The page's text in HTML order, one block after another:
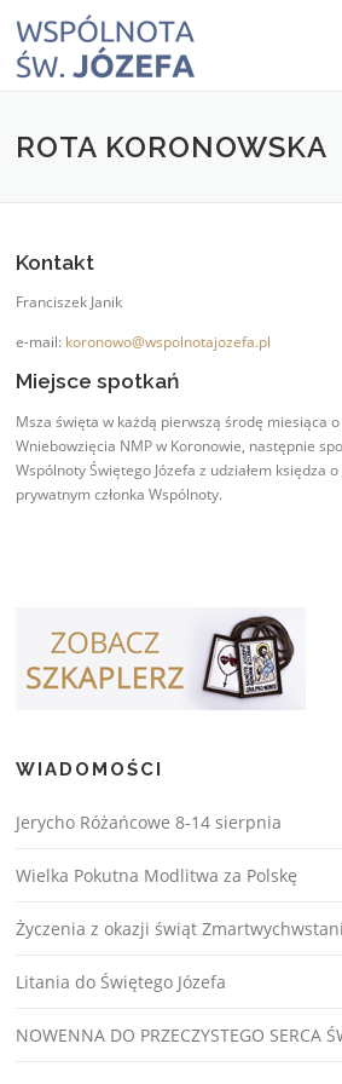
content
ROTA KORONOWSKA
Kontakt
Franciszek Janik
e-mail: koronowo@wspolnotajozefa.pl
Miejsce spotkań
Msza święta w każdą pierwszą środę miesiąca
Wniebowzięcia NMP w Koronowie, następnie
Wspólnoty Świętego Józefa z udziałem księdza
prywatnym członka Wspólnoty.
WIADOMOŚCI
Jerycho Różańcowe 8-14 sierpnia
Wielka Pokutna Modlitwa za Polskę
Życzenia z okazji świąt
Litania do Świętego Józefa
NOWENNA DO PRZECZYSTEGO SERCA